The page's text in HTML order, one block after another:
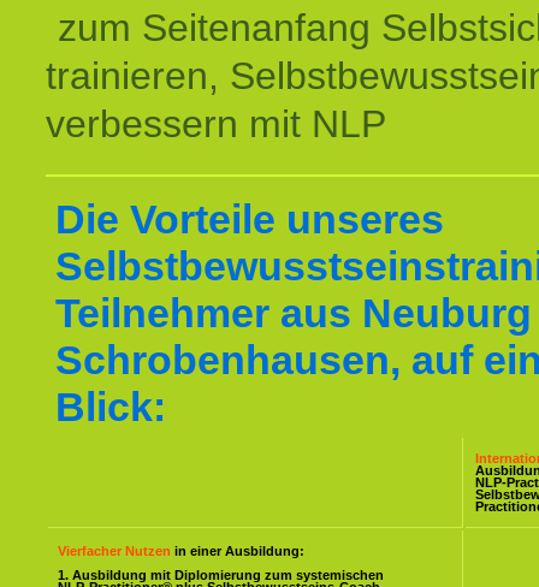
zum Seitenanfang
trainieren,
verbessern mit NLP
Die Vorteile unseres
Teilnehmer aus Neuburg
Schrobenhausen, auf
Blick:
NLP-
Vierfacher Nutzen in einer Ausbildung:
1. Ausbildung mit Diplomierung zum systemischen